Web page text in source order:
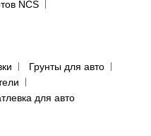
NCS
Грунты для авто
для авто